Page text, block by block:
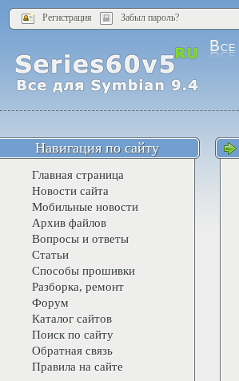
Регистрация Забыл пароль?
Навигация по сайту
Главная страница
Новости сайта
Мобильные новости
Архив файлов
Вопросы и ответы
Статьи
Способы прошивки
Разборка, ремонт
Форум
Каталог сайтов
Поиск по сайту
Обратная связь
Правила на сайте